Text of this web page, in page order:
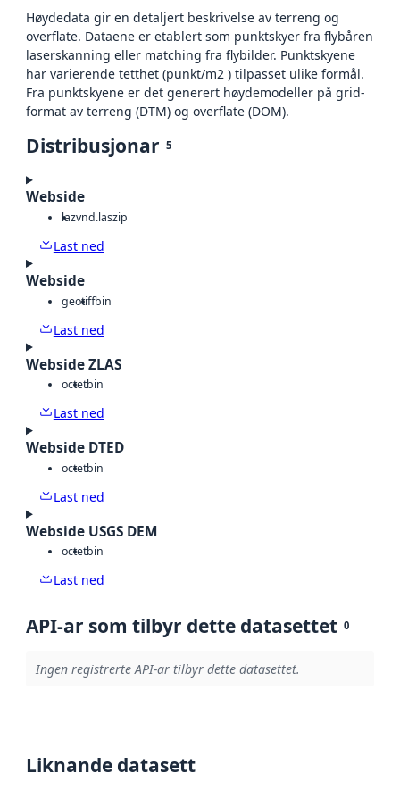
Høydedata gir en detaljert beskrivelse av terreng og
overflate. Dataene er etablert som punktskyer fra flybåren
laserskanning eller matching fra flybilder. Punktskyene
har varierende tetthet (punkt/m2 ) tilpasset ulike formål.
Fra punktskyene er det generert høydemodeller på grid-
format av terreng (DTM) og overflate (DOM).
Distribusjonar 5
Webside
lazvnd.laszip
Last ned
Webside
geotiffbin
Last ned
Webside ZLAS
octetbin
Last ned
Webside DTED
octetbin
Last ned
Webside USGS DEM
octetbin
Last ned
API-ar som tilbyr dette datasettet 0
Ingen registrerte API-ar tilbyr dette datasettet.
Liknande datasett